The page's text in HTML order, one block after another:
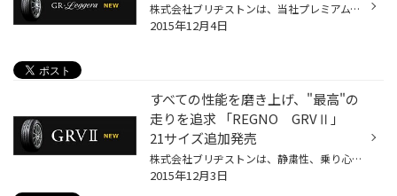
株式会社ブリヂストンは、当社プレミアムブランド「REGNO※1」において、初めての軽自動車専用タイヤ「REGNO GR-Leggera※2」を2016年2月15日から発売します。本商品は、当社の軽自動車向け商品ラインアップにおいて、最も優れた静粛性と快適な乗り心地を実現、これによりお客様にワンランク上の快適...
2015年12月4日
すべての性能を磨き上げ、"最高"の
走りを追求 「REGNO GRVⅡ」
21サイズ追加発売
株式会社ブリヂストンは、静粛性、乗り心地、運動性能などタイヤに求められる諸性能を高次元でバランスさせた当社プレミアムブランド「REGNO（レグノ）※1」において、ミニバン専用タイヤ「REGNO GRVⅡ」に新たに21サイズを追加し、2016年2月1日より発売いたします。当商品は、本年4月の発売以来ご好...
2015年12月3日